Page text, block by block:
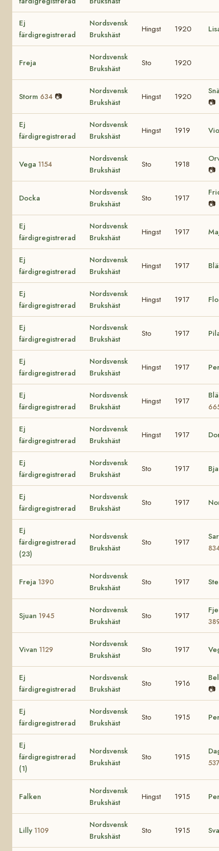
Ej
färdigregistrerad
Nordsvensk
Brukshäst
Hingst 1920
Freja
Nordsvensk
Brukshäst
Sto 1920
Storm 634 📷
Nordsvensk
Brukshäst
Hingst 1920
📷
Ej
färdigregistrerad
Nordsvensk
Brukshäst
Hingst 1919
Vega 1154
Nordsvensk
Brukshäst
Sto 1918
📷
Docka
Nordsvensk
Brukshäst
Sto 1917
📷
Ej
färdigregistrerad
Nordsvensk
Brukshäst
Hingst 1917
Ej
färdigregistrerad
Nordsvensk
Brukshäst
Hingst 1917
Ej
färdigregistrerad
Nordsvensk
Brukshäst
Hingst 1917
Ej
färdigregistrerad
Nordsvensk
Brukshäst
Sto 1917
Ej
färdigregistrerad
Nordsvensk
Brukshäst
Hingst 1917
Ej
färdigregistrerad
Nordsvensk
Brukshäst
Hingst 1917
Ej
färdigregistrerad
Nordsvensk
Brukshäst
Hingst 1917
Ej
färdigregistrerad
Nordsvensk
Brukshäst
Sto 1917
Ej
färdigregistrerad
Nordsvensk
Brukshäst
Sto 1917
Ej
färdigregistrerad
(23)
Nordsvensk
Brukshäst
Sto 1917
Freja 1390
Nordsvensk
Brukshäst
Sto 1917
Sjuan 1945
Nordsvensk
Brukshäst
Sto 1917
Vivan 1129
Nordsvensk
Brukshäst
Sto 1917
Ej
färdigregistrerad
Nordsvensk
Brukshäst
Sto 1916
📷
Ej
färdigregistrerad
Nordsvensk
Brukshäst
Sto 1915
Ej
färdigregistrerad
(1)
Nordsvensk
Brukshäst
Sto 1915
Falken
Nordsvensk
Brukshäst
Hingst 1915
Lilly 1109
Nordsvensk
Brukshäst
Sto 1915